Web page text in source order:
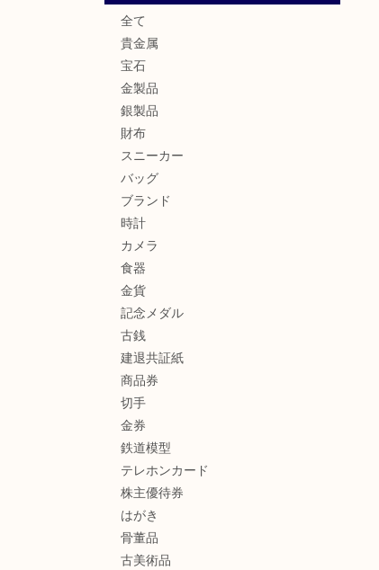
全て
貴金属
宝石
金製品
銀製品
財布
スニーカー
バッグ
ブランド
時計
カメラ
食器
金貨
記念メダル
古銭
建退共証紙
商品券
切手
金券
鉄道模型
テレホンカード
株主優待券
はがき
骨董品
古美術品